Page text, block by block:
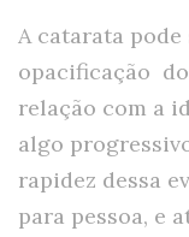
A catarata
opacificação
relação com a
algo
rapidez dessa
para pessoa, e